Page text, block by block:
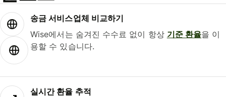
송금 서비스업체 비교하기
Wise에서는 숨겨진 수수료 없이 항상 기준 환율을 이
용할 수 있습니다.
실시간 환율 추적